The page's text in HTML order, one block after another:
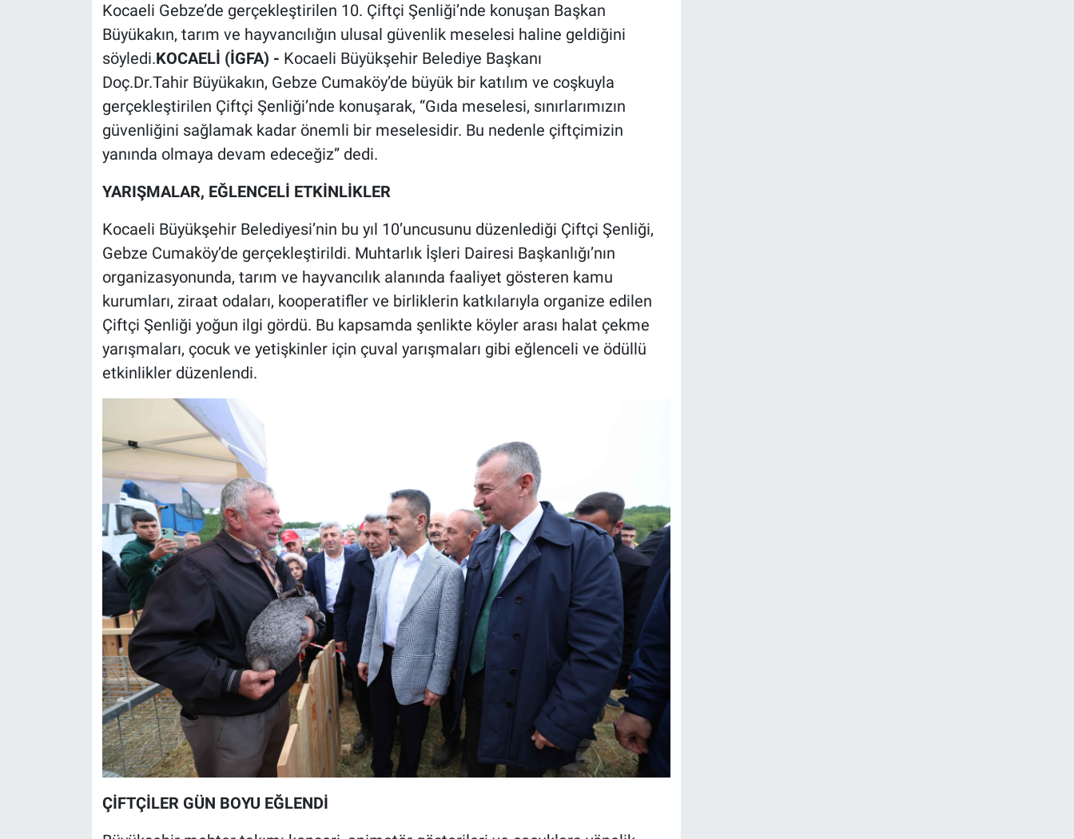
Kocaeli Gebze’de gerçekleştirilen 10. Çiftçi Şenliği’nde konuşan Başkan
Büyükakın, tarım ve hayvancılığın ulusal güvenlik meselesi haline geldiğini
söyledi.KOCAELİ (İGFA) - Kocaeli Büyükşehir Belediye Başkanı
Doç.Dr.Tahir Büyükakın, Gebze Cumaköy’de büyük bir katılım ve coşkuyla
gerçekleştirilen Çiftçi Şenliği’nde konuşarak, “Gıda meselesi, sınırlarımızın
güvenliğini sağlamak kadar önemli bir meselesidir. Bu nedenle çiftçimizin
yanında olmaya devam edeceğiz” dedi.
YARIŞMALAR, EĞLENCELİ ETKİNLİKLER
Kocaeli Büyükşehir Belediyesi’nin bu yıl 10’uncusunu düzenlediği Çiftçi Şenliği,
Gebze Cumaköy’de gerçekleştirildi. Muhtarlık İşleri Dairesi Başkanlığı’nın
organizasyonunda, tarım ve hayvancılık alanında faaliyet gösteren kamu
kurumları, ziraat odaları, kooperatifler ve birliklerin katkılarıyla organize edilen
Çiftçi Şenliği yoğun ilgi gördü. Bu kapsamda şenlikte köyler arası halat çekme
yarışmaları, çocuk ve yetişkinler için çuval yarışmaları gibi eğlenceli ve ödüllü
etkinlikler düzenlendi.
ÇİFTÇİLER GÜN BOYU EĞLENDİ